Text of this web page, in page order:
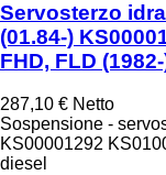
Servosterzo
(01.84-)
FHD, FLD
287,10 € Netto
Sospensione -
KS00001292
diesel